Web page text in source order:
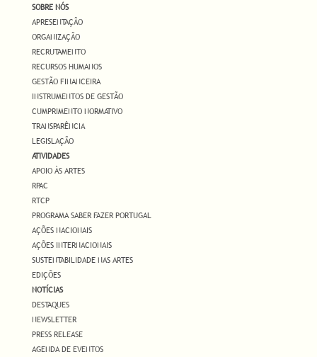
SOBRE NÓS
APRESENTAÇÃO
ORGANIZAÇÃO
RECRUTAMENTO
RECURSOS HUMANOS
GESTÃO FINANCEIRA
INSTRUMENTOS DE GESTÃO
CUMPRIMENTO NORMATIVO
TRANSPARÊNCIA
LEGISLAÇÃO
ATIVIDADES
APOIO ÀS ARTES
RPAC
RTCP
PROGRAMA SABER FAZER PORTUGAL
AÇÕES NACIONAIS
AÇÕES INTERNACIONAIS
SUSTENTABILIDADE NAS ARTES
EDIÇÕES
NOTÍCIAS
DESTAQUES
NEWSLETTER
PRESS RELEASE
AGENDA DE EVENTOS